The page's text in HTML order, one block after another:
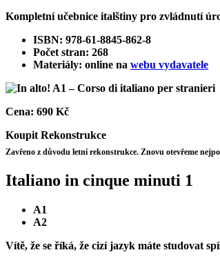
Kompletní učebnice italštiny pro zvládnutí
ISBN: 978-61-8845-862-8
Počet stran: 268
Materiály: online na webu vydavatele
Cena: 690 Kč
KoupitRekonstrukce
Zavřeno z důvodu letní rekonstrukce. Znovu otevřeme
Italiano in cinque minuti 1
A1
A2
Vítě, že se říká, že cizí jazyk máte studovat